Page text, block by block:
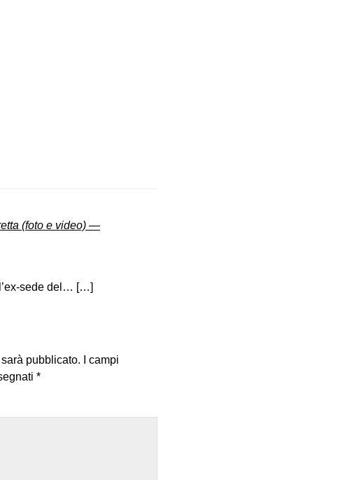
(foto e video) —
sede del… […]
pubblicato.
I campi
*